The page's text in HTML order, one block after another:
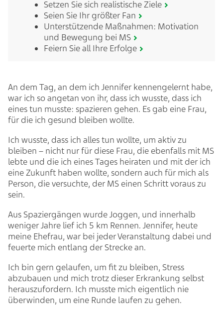
Setzen Sie sich realistische Ziele
Seien Sie Ihr größter Fan
Unterstützende Maßnahmen: Motivation
und Bewegung bei MS
Feiern Sie all Ihre Erfolge
An dem Tag, an dem ich Jennifer kennengelernt habe,
war ich so angetan von ihr, dass ich wusste, dass ich
eines tun musste: spazieren gehen. Es gab eine Frau,
für die ich gesund bleiben wollte.
Ich wusste, dass ich alles tun wollte, um aktiv zu
bleiben – nicht nur für diese Frau, die ebenfalls mit MS
lebte und die ich eines Tages heiraten und mit der ich
eine Zukunft haben wollte, sondern auch für mich als
Person, die versuchte, der MS einen Schritt voraus zu
sein.
Aus Spaziergängen wurde Joggen, und innerhalb
weniger Jahre lief ich 5 km Rennen. Jennifer, heute
meine Ehefrau, war bei jeder Veranstaltung dabei und
feuerte mich entlang der Strecke an.
Ich bin gern gelaufen, um fit zu bleiben, Stress
abzubauen und mich trotz dieser Erkrankung selbst
herauszufordern. Ich musste mich eigentlich nie
überwinden, um eine Runde laufen zu gehen.